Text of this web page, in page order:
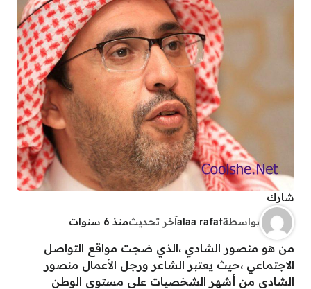
شارك
بواسطةalaa rafatآخر تحديثمنذ 6 سنوات
من هو منصور الشادي ،الذي ضجت مواقع التواصل
الاجتماعي ،حيث يعتبر الشاعر ورجل الأعمال منصور
الشادي من أشهر الشخصيات على مستوى الوطن